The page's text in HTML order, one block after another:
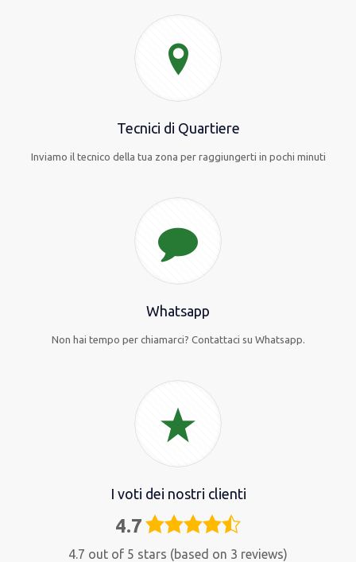
Tecnici di Quartiere
Inviamo il tecnico della tua zona per raggiungerti in pochi minuti
Whatsapp
Non hai tempo per chiamarci? Contattaci su Whatsapp.
I voti dei nostri clienti
4.7 4,7
4.7 out of 5 stars (based on 3 reviews)